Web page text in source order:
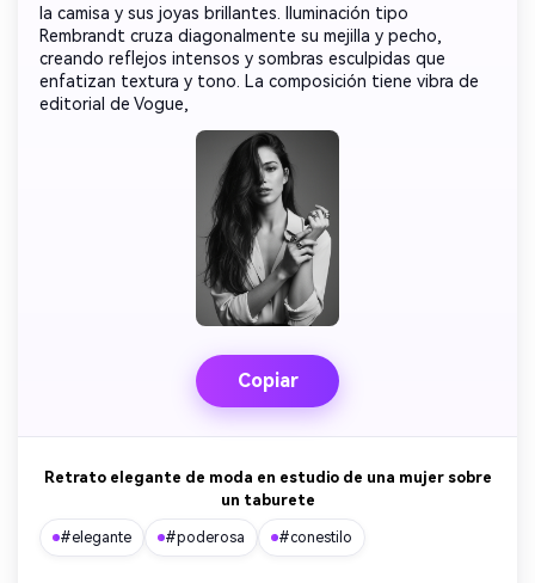
la camisa y sus joyas brillantes. Iluminación tipo
Rembrandt cruza diagonalmente su mejilla y pecho,
creando reflejos intensos y sombras esculpidas que
enfatizan textura y tono. La composición tiene vibra de
editorial de Vogue,
Copiar
Retrato elegante de moda en estudio de una mujer sobre
un taburete
#elegante #poderosa #conestilo